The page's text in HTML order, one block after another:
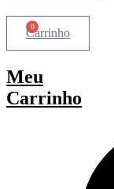
0
Carrinho
Meu
Carrinho